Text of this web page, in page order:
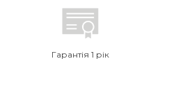
Гарантія 1 рік